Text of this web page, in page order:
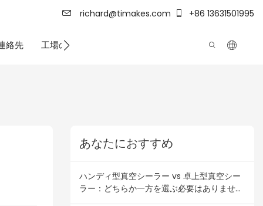
richard@timakes.com +86 13631501995
絡先 工場の強さ
あなたにおすすめ
ハンディ型真空シーラー vs 卓上型真空シー
ラー：どちらか一方を選ぶ必要はありませ